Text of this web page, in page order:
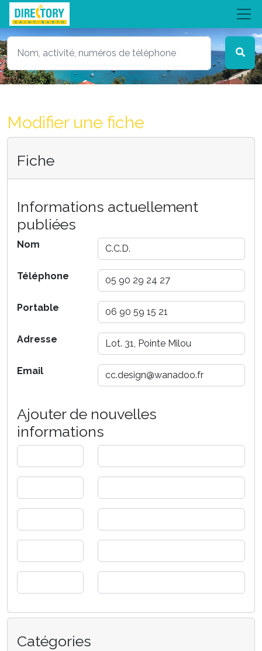
Modifier une fiche
Fiche
Informations actuellement
publiées
Nom
Téléphone
Portable
Adresse
Email
Ajouter de nouvelles
informations
Catégories